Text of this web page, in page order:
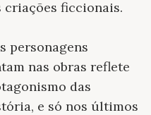
criações ficcionais.
personagens
nas obras reflete
das
e só nos últimos